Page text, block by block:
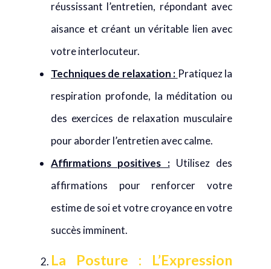
réussissant l’entretien, répondant avec
aisance et créant un véritable lien avec
votre interlocuteur.
Techniques de relaxation : Pratiquez la
respiration profonde, la méditation ou
des exercices de relaxation musculaire
pour aborder l’entretien avec calme.
Affirmations positives :Utilisez des
affirmations pour renforcer votre
estime de soi et votre croyance en votre
succès imminent.
La Posture : L’Expression